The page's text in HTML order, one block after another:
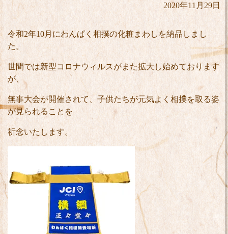
2020年11月29日
令和2年10月にわんぱく相撲の化粧まわしを納品しまし
た。
世間では新型コロナウィルスがまた拡大し始めております
が、
無事大会が開催されて、子供たちが元気よく相撲を取る姿
が見られることを
祈念いたします。